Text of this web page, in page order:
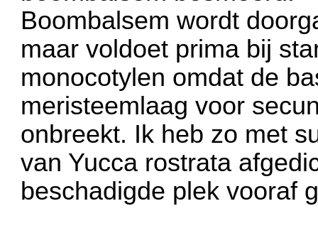
Boombalsem wordt
maar voldoet prima bij
monocotylen omdat de
meristeemlaag voor
onbreekt. Ik heb zo met
van Yucca rostrata
beschadigde plek vooraf